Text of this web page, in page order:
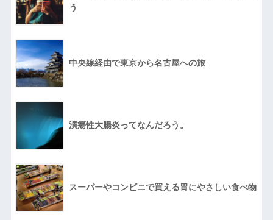
う
中央線経由で東京から名古屋への旅
潰瘍性大腸炎ってなんだろう。
スーパーやコンビニで買える胃にやさしい食べ物